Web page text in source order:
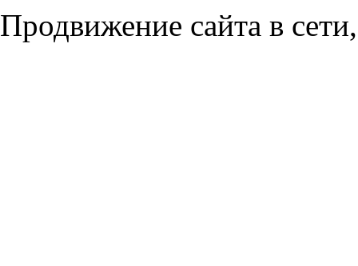
Продвижение сайта в